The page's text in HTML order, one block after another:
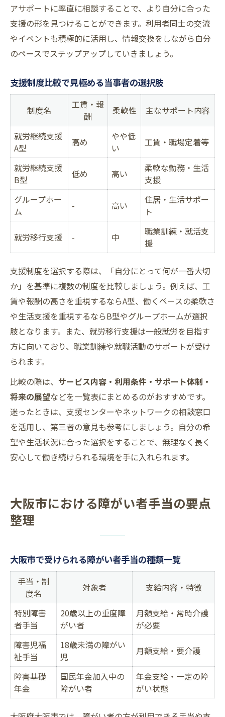
アサポートに率直に相談することで、より自分に合った
支援の形を見つけることができます。利用者同士の交流
やイベントも積極的に活用し、情報交換をしながら自分
のペースでステップアップしていきましょう。
支援制度比較で見極める当事者の選択肢
制度名
工賃・報
酬
柔軟性 主なサポート内容
就労継続支援
A型
高め
やや低
い
工賃・職場定着等
就労継続支援
B型
低め 高い
柔軟な勤務・生活
支援
グループホー
ム
- 高い
住居・生活サポー
ト
就労移行支援 - 中
職業訓練・就活支
援
支援制度を選択する際は、「自分にとって何が一番大切
か」を基準に複数の制度を比較しましょう。例えば、工
賃や報酬の高さを重視するならA型、働くペースの柔軟さ
や生活支援を重視するならB型やグループホームが選択
肢となります。また、就労移行支援は一般就労を目指す
方に向いており、職業訓練や就職活動のサポートが受け
られます。
比較の際は、 サービス内容・利用条件・サポート体制・
将来の展望などを一覧表にまとめるのがおすすめです。
迷ったときは、支援センターやネットワークの相談窓口
を活用し、第三者の意見も参考にしましょう。自分の希
望や生活状況に合った選択をすることで、無理なく長く
安心して働き続けられる環境を手に入れられます。
大阪市における障がい者手当の要点
整理
大阪市で受けられる障がい者手当の種類一覧
手当・制
度名
対象者 支給内容・特徴
特別障害
者手当
20歳以上の重度障
がい者
月額支給・常時介護
が必要
障害児福
祉手当
18歳未満の障がい
児
月額支給・要介護
障害基礎
年金
国民年金加入中の
障がい者
年金支給・一定の障
がい状態